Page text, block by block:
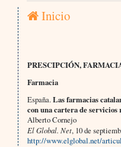
Inicio
PRESCIPCIÓN,
Farmacia
España.Las farmacias
con una cartera de servicios
Alberto Cornejo
El Global. Net, 10 de
http://www.elglobal.net/